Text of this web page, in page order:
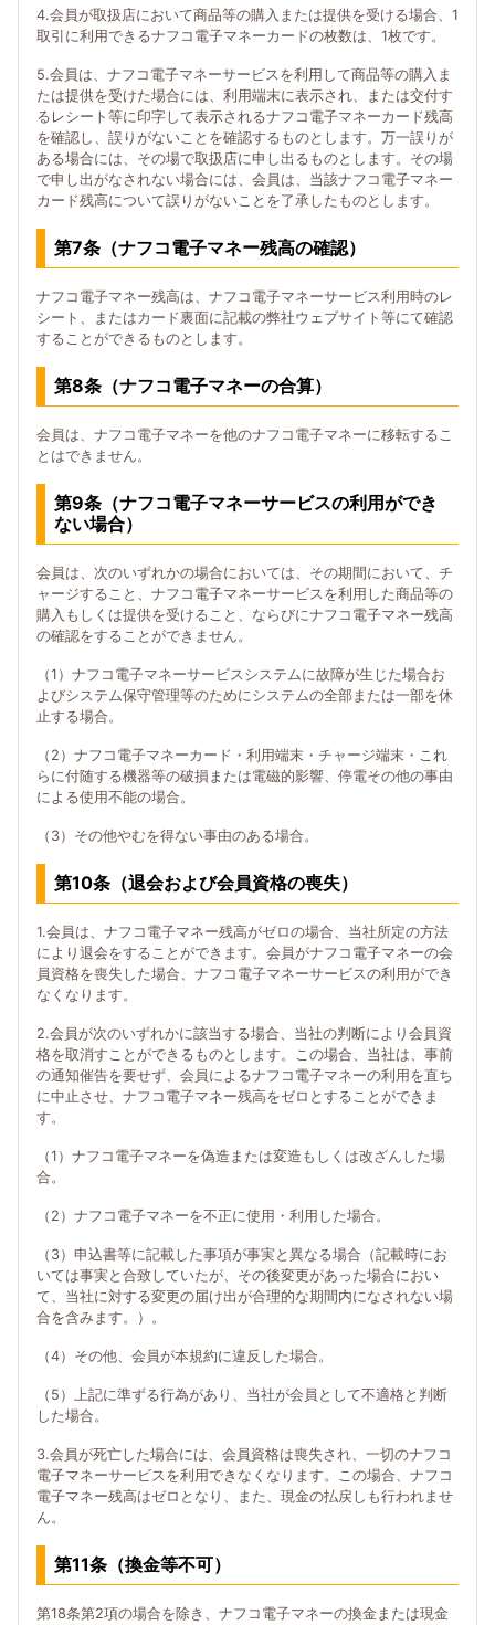
4.会員が取扱店において商品等の購入または提供を受ける場合、1
取引に利用できるナフコ電子マネーカードの枚数は、1枚です。
5.会員は、ナフコ電子マネーサービスを利用して商品等の購入ま
たは提供を受けた場合には、利用端末に表示され、または交付す
るレシート等に印字して表示されるナフコ電子マネーカード残高
を確認し、誤りがないことを確認するものとします。万一誤りが
ある場合には、その場で取扱店に申し出るものとします。その場
で申し出がなされない場合には、会員は、当該ナフコ電子マネー
カード残高について誤りがないことを了承したものとします。
第7条（ナフコ電子マネー残高の確認）
ナフコ電子マネー残高は、ナフコ電子マネーサービス利用時のレ
シート、またはカード裏面に記載の弊社ウェブサイト等にて確認
することができるものとします。
第8条（ナフコ電子マネーの合算）
会員は、ナフコ電子マネーを他のナフコ電子マネーに移転するこ
とはできません。
第9条（ナフコ電子マネーサービスの利用ができ
ない場合）
会員は、次のいずれかの場合においては、その期間において、チ
ャージすること、ナフコ電子マネーサービスを利用した商品等の
購入もしくは提供を受けること、ならびにナフコ電子マネー残高
の確認をすることができません。
（1）ナフコ電子マネーサービスシステムに故障が生じた場合お
よびシステム保守管理等のためにシステムの全部または一部を休
止する場合。
（2）ナフコ電子マネーカード・利用端末・チャージ端末・これ
らに付随する機器等の破損または電磁的影響、停電その他の事由
による使用不能の場合。
（3）その他やむを得ない事由のある場合。
第10条（退会および会員資格の喪失）
1.会員は、ナフコ電子マネー残高がゼロの場合、当社所定の方法
により退会をすることができます。会員がナフコ電子マネーの会
員資格を喪失した場合、ナフコ電子マネーサービスの利用ができ
なくなります。
2.会員が次のいずれかに該当する場合、当社の判断により会員資
格を取消すことができるものとします。この場合、当社は、事前
の通知催告を要せず、会員によるナフコ電子マネーの利用を直ち
に中止させ、ナフコ電子マネー残高をゼロとすることができま
す。
（1）ナフコ電子マネーを偽造または変造もしくは改ざんした場
合。
（2）ナフコ電子マネーを不正に使用・利用した場合。
（3）申込書等に記載した事項が事実と異なる場合（記載時にお
いては事実と合致していたが、その後変更があった場合におい
て、当社に対する変更の届け出が合理的な期間内になされない場
合を含みます。）。
（4）その他、会員が本規約に違反した場合。
（5）上記に準ずる行為があり、当社が会員として不適格と判断
した場合。
3.会員が死亡した場合には、会員資格は喪失され、一切のナフコ
電子マネーサービスを利用できなくなります。この場合、ナフコ
電子マネー残高はゼロとなり、また、現金の払戻しも行われませ
ん。
第11条（換金等不可）
第18条第2項の場合を除き、ナフコ電子マネーの換金または現金